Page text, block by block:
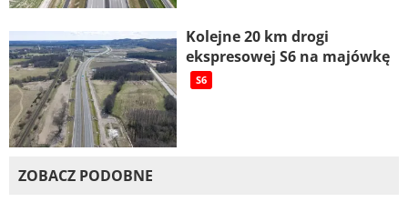
Kolejne 20 km drogi
ekspresowej S6 na majówkę
S6
ZOBACZ PODOBNE